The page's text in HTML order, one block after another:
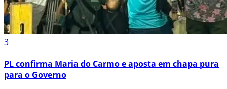
3
PL confirma Maria do Carmo e aposta em chapa pura
para o Governo